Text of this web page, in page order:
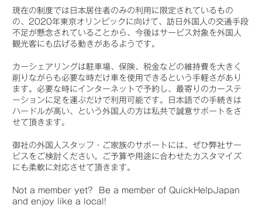
現在の制度では日本居住者のみの利用に限定されているもの
の、2020年東京オリンピックに向けて、訪日外国人の交通手段
不足が懸念されていることから、今後はサービス対象を外国人
観光客にも広げる動きがあるようです。
カーシェアリングは駐車場、保険、税金などの維持費を大きく
削りながらも必要な時だけ車を使用できるという手軽さがあり
ます。必要な時にインターネットで予約し、最寄りのカーステ
ーションに足を運ぶだけで利用可能です。日本語での手続きは
ハードルが高い、という外国人の方は私共で誠意サポートをさ
せて頂きます。
御社の外国人スタッフ・ご家族のサポートには、ぜひ弊社サー
ビスをご検討ください。ご予算や用途に合わせたカスタマイズ
にも柔軟に対応させて頂きます。
Not a member yet? Be a member of QuickHelpJapan
and enjoy like a local!